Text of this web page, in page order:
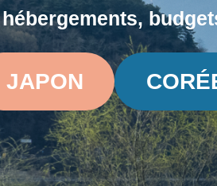
JAPON